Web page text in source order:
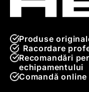
Produse
Racordare
Recomandări
echipamentului
Comandă